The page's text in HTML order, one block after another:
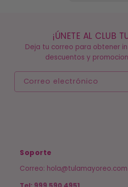
¡ÚNETE AL CLUB
Deja tu correo para obtener
descuentos y
Correo electrónico
Soporte
Correo: hola@tulamayoreo.com